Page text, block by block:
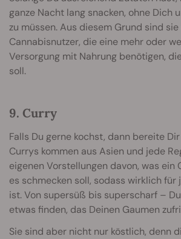
ganze Nacht lang snacken, ohne Dich
zu müssen. Aus diesem Grund sind
Cannabisnutzer, die eine mehr oder
Versorgung mit Nahrung benötigen,
soll.
9. Curry
Falls Du gerne kochst, dann bereite
Currys kommen aus Asien und jede
eigenen Vorstellungen davon, was ein
es schmecken soll, sodass wirklich
ist. Von supersüß bis superscharf –
etwas finden, das Deinen Gaumen
Sie sind aber nicht nur köstlich, denn